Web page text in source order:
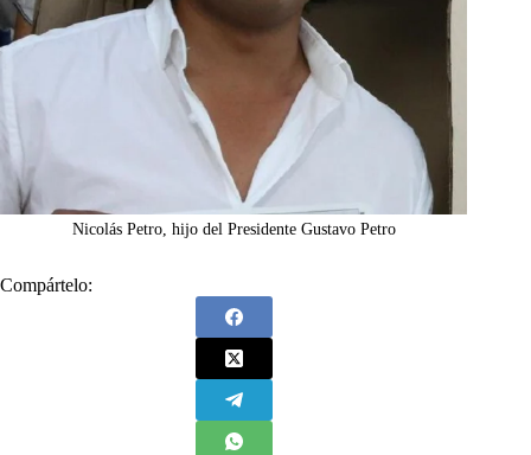
Nicolás Petro, hijo del Presidente Gustavo Petro
Compártelo: